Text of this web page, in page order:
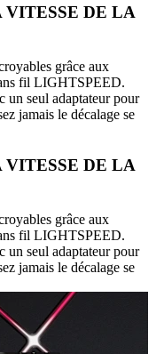
DE LA
grâce aux
fil LIGHTSPEED.
un seul adaptateur pour
jamais le décalage se
DE LA
grâce aux
fil LIGHTSPEED.
un seul adaptateur pour
jamais le décalage se